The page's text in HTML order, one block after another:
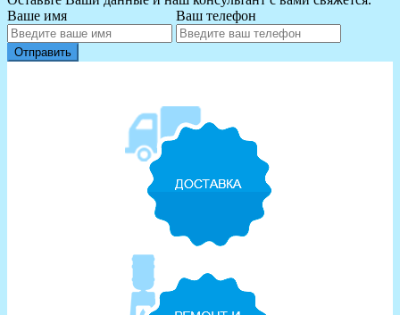
Ваше имя
Ваш телефон
Отправить